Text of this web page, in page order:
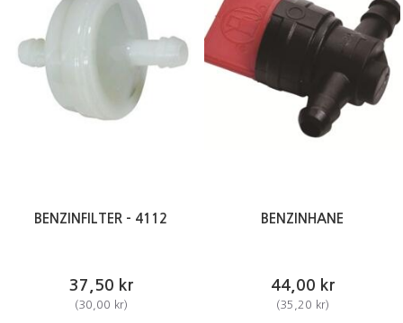
BENZINFILTER - 4112
37,50 kr
(30,00 kr)
BENZINHANE
44,00 kr
(35,20 kr)